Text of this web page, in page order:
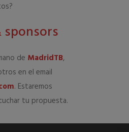
sponsors
de MadridTB,
en el email
. Estaremos
tu propuesta.